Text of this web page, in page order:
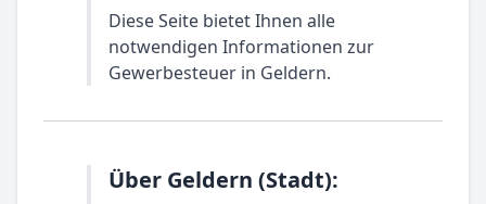
Diese Seite bietet Ihnen alle
notwendigen Informationen zur
Gewerbesteuer in Geldern.
Über Geldern (Stadt):